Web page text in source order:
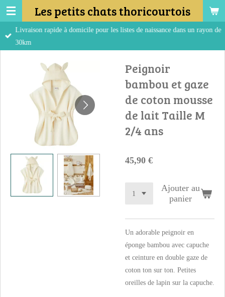
Passer
au
contenu
Les petits chats thoricourtois
Livraison rapide à domicile pour les listes de naissance dans un rayon de
30km
Peignoir
bambou et gaze
de coton mousse
de lait Taille M
2/4 ans
45,90 €
Ajouter au
panier
Un adorable peignoir en
éponge bambou avec capuche
et ceinture en double gaze de
coton ton sur ton. Petites
oreilles de lapin sur la capuche.